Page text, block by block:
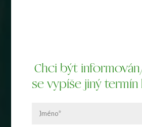
Chci být
se vypíše jiný termín